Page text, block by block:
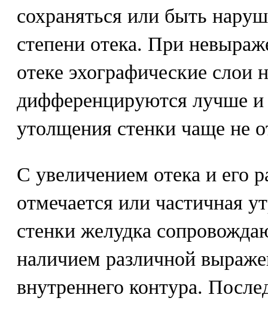
сохраняться или быть
степени отека. При
отеке эхографические слои
дифференцируются лучше
утолщения стенки чаще не
С увеличением отека и его
отмечается или частичная
стенки желудка
наличием различной
внутреннего контура.